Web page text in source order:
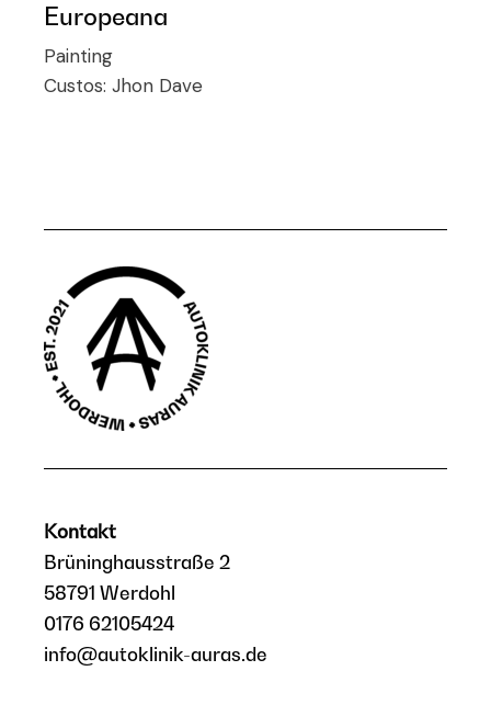
Europeana
Painting
Custos:Jhon Dave
Kontakt
Brüninghausstraße 2
58791 Werdohl
0176 62105424
info@autoklinik-auras.de